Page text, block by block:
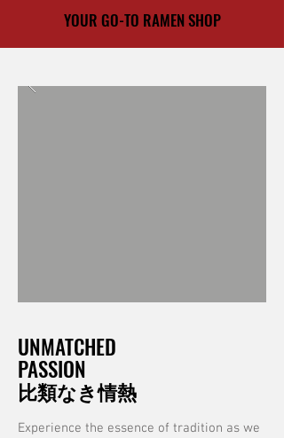
YOUR GO-TO RAMEN SHOP
UNMATCHED
PASSION
比類なき情熱
Experience the essence of tradition as we